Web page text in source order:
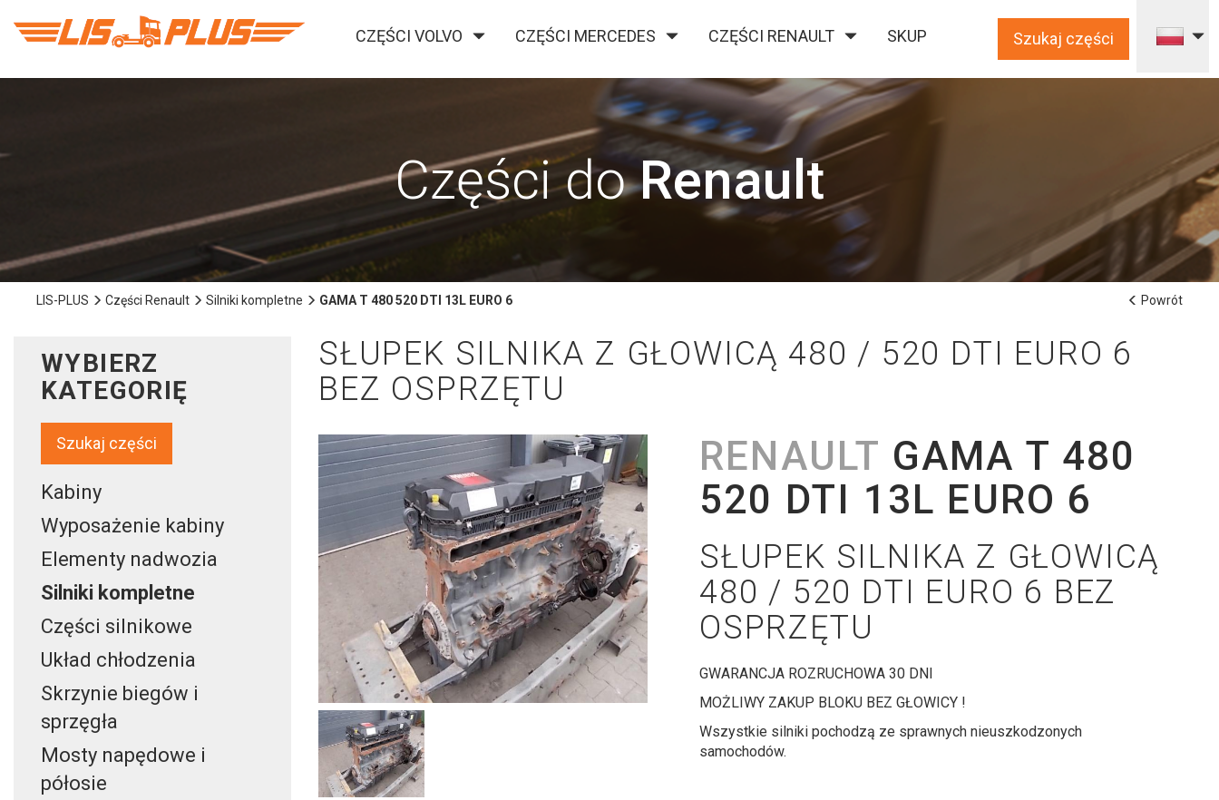
CZĘŚCI VOLVO CZĘŚCI MERCEDES CZĘŚCI RENAULT
SKUP
Szukaj części
Części doRenault
LIS-PLUS Części Renault Silniki kompletne GAMA T 480 520 DTI 13L EURO 6 Powrót
WYBIERZ
KATEGORIĘ
Szukaj części
Kabiny
Wyposażenie kabiny
Elementy nadwozia
Silniki kompletne
Części silnikowe
Układ chłodzenia
Skrzynie biegów i
sprzęgła
Mosty napędowe i
półosie
SŁUPEK SILNIKA Z GŁOWICĄ 480 / 520 DTI EURO 6
BEZ OSPRZĘTU
RENAULT GAMA T 480
520 DTI 13L EURO 6
SŁUPEK SILNIKA Z GŁOWICĄ
480 / 520 DTI EURO 6 BEZ
OSPRZĘTU
GWARANCJA ROZRUCHOWA 30 DNI
MOŻLIWY ZAKUP BLOKU BEZ GŁOWICY !
Wszystkie silniki pochodzą ze sprawnych nieuszkodzonych
samochodów.